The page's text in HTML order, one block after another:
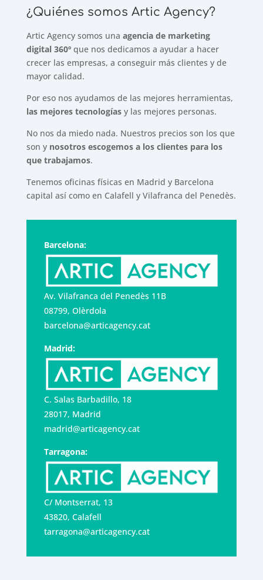
¿Quiénes somos Artic Agency?
Artic Agency somos una agencia de marketing
digital 360ºque nos dedicamos a ayudar a hacer
crecer las empresas, a conseguir más clientes y de
mayor calidad.
Por eso nos ayudamos de las mejores herramientas,
las mejores tecnologíasy las mejores personas.
No nos da miedo nada. Nuestros precios son los que
son y nosotros escogemos a los clientes para los
que trabajamos.
Tenemos oficinas físicas en Madrid y Barcelona
capital así como en Calafell y Vilafranca del Penedès.
Barcelona:
Av. Vilafranca del Penedès 11B
08799, Olèrdola
barcelona@articagency.cat
Madrid:
C. Salas Barbadillo, 18
28017, Madrid
madrid@articagency.cat
Tarragona:
C/ Montserrat, 13
43820, Calafell
tarragona@articagency.cat